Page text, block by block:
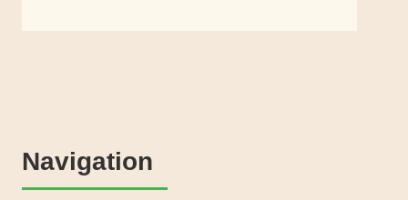
Navigation